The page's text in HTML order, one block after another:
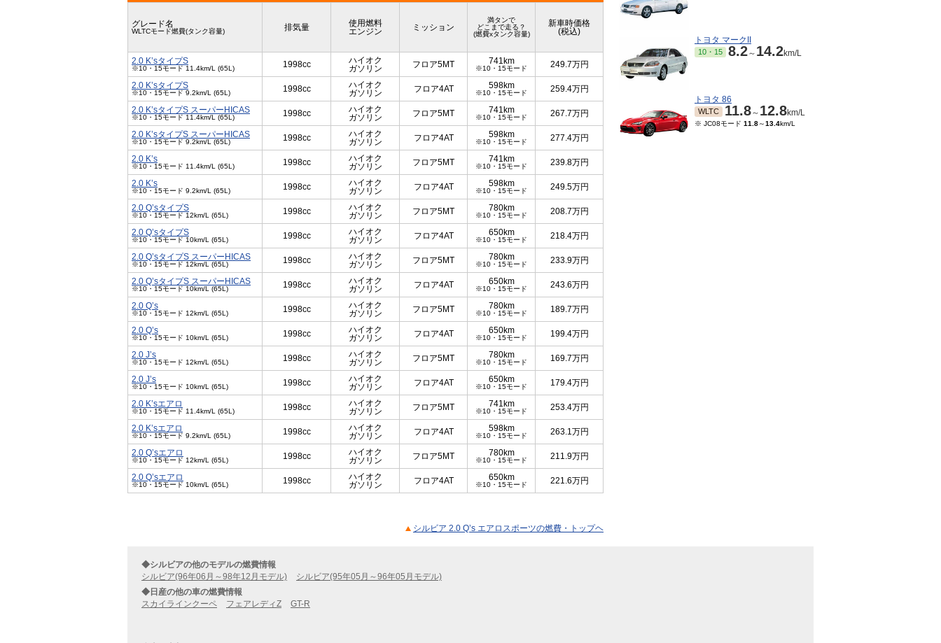
グレード名
WLTCモード燃費(タンク容量) 排気量
使用燃料
エンジン
ミッション
満タンで
どこまで走る？
(燃費xタンク容量)
新車時価格
(税込)
2.0 K’sタイプS
※10・15モード 11.4km/L (65L) 1998cc
ハイオク
ガソリン
フロア5MT 741km
※10・15モード 249.7万円
2.0 K’sタイプS
※10・15モード 9.2km/L (65L) 1998cc
ハイオク
ガソリン
フロア4AT 598km
※10・15モード 259.4万円
2.0 K’sタイプS スーパーHICAS
※10・15モード 11.4km/L (65L) 1998cc
ハイオク
ガソリン
フロア5MT 741km
※10・15モード 267.7万円
2.0 K’sタイプS スーパーHICAS
※10・15モード 9.2km/L (65L) 1998cc
ハイオク
ガソリン
フロア4AT 598km
※10・15モード 277.4万円
2.0 K’s
※10・15モード 11.4km/L (65L) 1998cc
ハイオク
ガソリン
フロア5MT 741km
※10・15モード 239.8万円
2.0 K’s
※10・15モード 9.2km/L (65L) 1998cc
ハイオク
ガソリン
フロア4AT 598km
※10・15モード 249.5万円
2.0 Q’sタイプS
※10・15モード 12km/L (65L) 1998cc
ハイオク
ガソリン
フロア5MT 780km
※10・15モード 208.7万円
2.0 Q’sタイプS
※10・15モード 10km/L (65L) 1998cc
ハイオク
ガソリン
フロア4AT 650km
※10・15モード 218.4万円
2.0 Q’sタイプS スーパーHICAS
※10・15モード 12km/L (65L) 1998cc
ハイオク
ガソリン
フロア5MT 780km
※10・15モード 233.9万円
2.0 Q’sタイプS スーパーHICAS
※10・15モード 10km/L (65L) 1998cc
ハイオク
ガソリン
フロア4AT 650km
※10・15モード 243.6万円
2.0 Q’s
※10・15モード 12km/L (65L) 1998cc
ハイオク
ガソリン
フロア5MT 780km
※10・15モード 189.7万円
2.0 Q’s
※10・15モード 10km/L (65L) 1998cc
ハイオク
ガソリン
フロア4AT 650km
※10・15モード 199.4万円
2.0 J’s
※10・15モード 12km/L (65L) 1998cc
ハイオク
ガソリン
フロア5MT 780km
※10・15モード 169.7万円
2.0 J’s
※10・15モード 10km/L (65L) 1998cc
ハイオク
ガソリン
フロア4AT 650km
※10・15モード 179.4万円
2.0 K’sエアロ
※10・15モード 11.4km/L (65L) 1998cc
ハイオク
ガソリン
フロア5MT 741km
※10・15モード 253.4万円
2.0 K’sエアロ
※10・15モード 9.2km/L (65L) 1998cc
ハイオク
ガソリン
フロア4AT 598km
※10・15モード 263.1万円
2.0 Q’sエアロ
※10・15モード 12km/L (65L) 1998cc
ハイオク
ガソリン
フロア5MT 780km
※10・15モード 211.9万円
2.0 Q’sエアロ
※10・15モード 10km/L (65L) 1998cc
ハイオク
ガソリン
フロア4AT 650km
※10・15モード 221.6万円
シルビア 2.0 Q’s エアロスポーツの燃費・トップヘ
トヨタ マークII
10・15 8.2～ 14.2km/L
トヨタ 86
WLTC 11.8～ 12.8km/L
※ JC08モード 11.8～13.4km/L
◆シルビアの他のモデルの燃費情報
シルビア(96年06月～98年12月モデル)
シルビア(95年05月～96年05月モデル)
◆日産の他の車の燃費情報
スカイラインクーペ
フェアレディZ GT-R